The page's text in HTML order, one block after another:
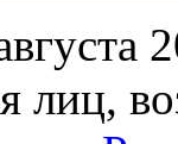
лиц,